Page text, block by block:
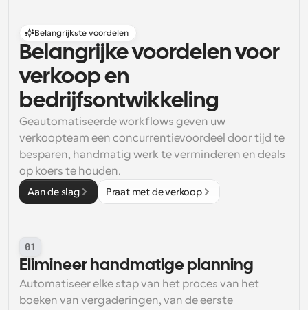
Belangrijkste voordelen
Belangrijke voordelen voor
verkoop en
bedrijfsontwikkeling
Geautomatiseerde workflows geven uw
verkoopteam een concurrentievoordeel door tijd te
besparen, handmatig werk te verminderen en deals
op koers te houden.
Aan de slag Praat met de verkoop
01
Elimineer handmatige planning
Automatiseer elke stap van het proces van het
boeken van vergaderingen, van de eerste